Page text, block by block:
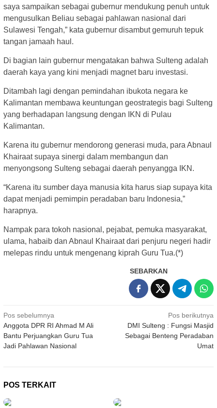
saya sampaikan sebagai gubernur mendukung penuh untuk
mengusulkan Beliau sebagai pahlawan nasional dari
Sulawesi Tengah,” kata gubernur disambut gemuruh tepuk
tangan jamaah haul.
Di bagian lain gubernur mengatakan bahwa Sulteng adalah
daerah kaya yang kini menjadi magnet baru investasi.
Ditambah lagi dengan pemindahan ibukota negara ke
Kalimantan membawa keuntungan geostrategis bagi Sulteng
yang berhadapan langsung dengan IKN di Pulau
Kalimantan.
Karena itu gubernur mendorong generasi muda, para Abnaul
Khairaat supaya sinergi dalam membangun dan
menyongsong Sulteng sebagai daerah penyangga IKN.
“Karena itu sumber daya manusia kita harus siap supaya kita
dapat menjadi pemimpin peradaban baru Indonesia,”
harapnya.
Nampak para tokoh nasional, pejabat, pemuka masyarakat,
ulama, habaib dan Abnaul Khairaat dari penjuru negeri hadir
melepas rindu untuk mengenang kiprah Guru Tua.(*)
SEBARKAN
Navigasi
pos
Pos sebelumnya
Anggota DPR RI Ahmad M Ali
Bantu Perjuangkan Guru Tua
Jadi Pahlawan Nasional
Pos berikutnya
DMI Sulteng : Fungsi Masjid
Sebagai Benteng Peradaban
Umat
POS TERKAIT